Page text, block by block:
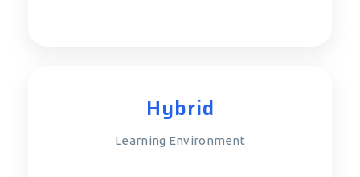
Hybrid
Learning Environment